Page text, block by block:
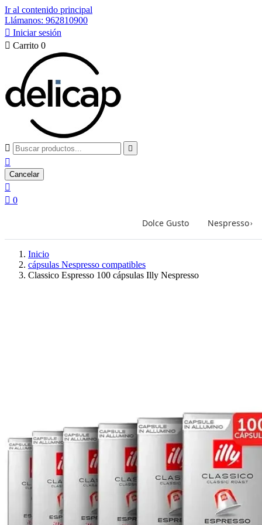
Ir al contenido principal
Llámanos: 962810900
 Iniciar sesión
 Carrito 0
 

Cancelar

 0
Dolce Gusto Nespresso›
Inicio
cápsulas Nespresso compatibles
Classico Espresso 100 cápsulas Illy Nespresso